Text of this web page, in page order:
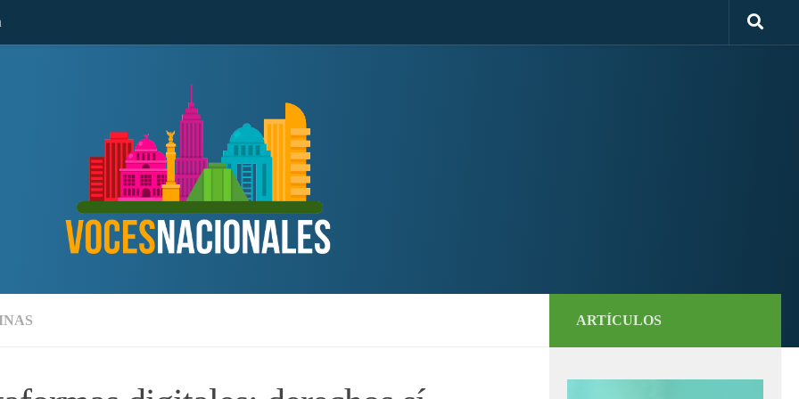
ARTÍCULOS